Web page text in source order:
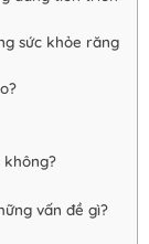
sức khỏe răng
không?
vấn đề gì?